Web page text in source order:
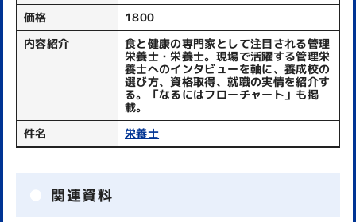
価格
1800
内容紹介
食と健康の専門家として注目される管理
栄養士・栄養士。現場で活躍する管理栄
養士へのインタビューを軸に、養成校の
選び方、資格取得、就職の実情を紹介す
る。「なるにはフローチャート」も掲
載。
件名
栄養士
関連資料